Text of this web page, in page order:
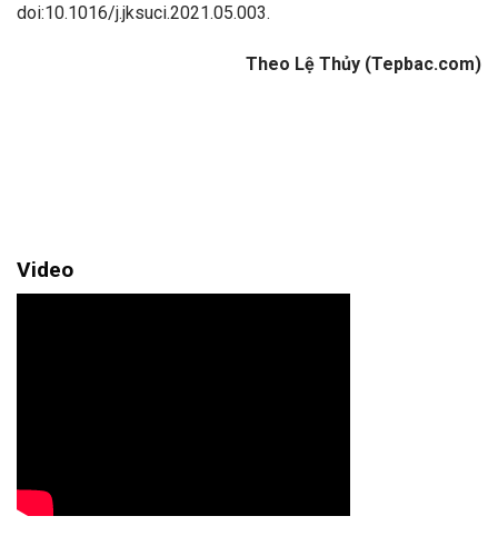
doi:10.1016/j.jksuci.2021.05.003.
Theo Lệ Thủy (Tepbac.com)
Video